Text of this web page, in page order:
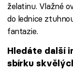
želatinu. Vlažné
do lednice
fantazie.
Hledáte další
sbírku